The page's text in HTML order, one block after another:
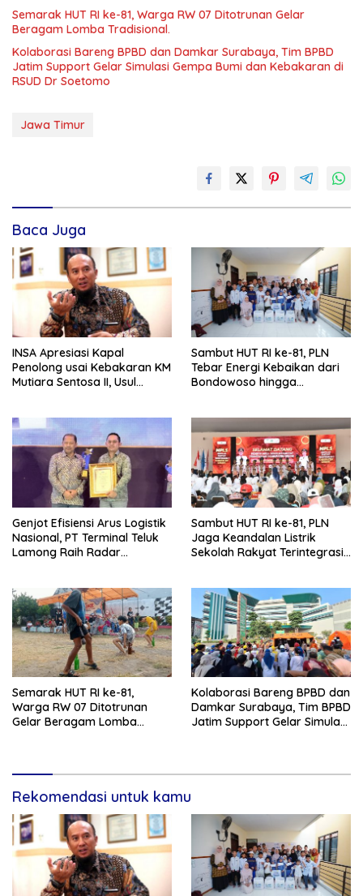
Semarak HUT RI ke-81, Warga RW 07 Ditotrunan Gelar
Beragam Lomba Tradisional.
Kolaborasi Bareng BPBD dan Damkar Surabaya, Tim BPBD
Jatim Support Gelar Simulasi Gempa Bumi dan Kebakaran di
RSUD Dr Soetomo
Jawa Timur
Baca Juga
INSA Apresiasi Kapal
Penolong usai Kebakaran KM
Mutiara Sentosa II, Usul
Sambut HUT RI ke-81, PLN
Tebar Energi Kebaikan dari
Bondowoso hingga
Genjot Efisiensi Arus Logistik
Nasional, PT Terminal Teluk
Lamong Raih Radar
Sambut HUT RI ke-81, PLN
Jaga Keandalan Listrik
Sekolah Rakyat Terintegrasi 1
Semarak HUT RI ke-81,
Warga RW 07 Ditotrunan
Gelar Beragam Lomba
Kolaborasi Bareng BPBD dan
Damkar Surabaya, Tim BPBD
Jatim Support Gelar Simulasi
Rekomendasi untuk kamu